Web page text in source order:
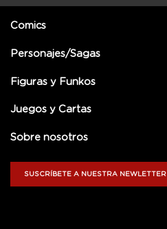
Comics
Personajes/Sagas
Figuras y Funkos
Juegos y Cartas
Sobre nosotros
SUSCRÍBETE A NUESTRA NEWLETTER